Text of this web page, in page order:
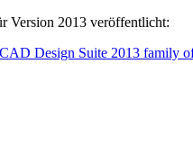
Version 2013 veröffentlicht:
Design Suite 2013 family